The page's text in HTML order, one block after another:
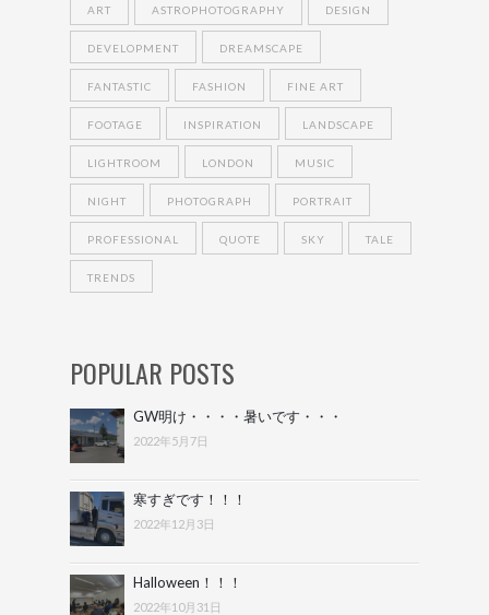
ART ASTROPHOTOGRAPHY DESIGN
DEVELOPMENT DREAMSCAPE
FANTASTIC FASHION FINE ART
FOOTAGE INSPIRATION LANDSCAPE
LIGHTROOM LONDON MUSIC
NIGHT PHOTOGRAPH PORTRAIT
PROFESSIONAL QUOTE SKY TALE
TRENDS
POPULAR POSTS
GW明け・・・・暑いです・・・
2022年5月7日
寒すぎです！！！
2022年12月3日
Halloween！！！
2022年10月31日